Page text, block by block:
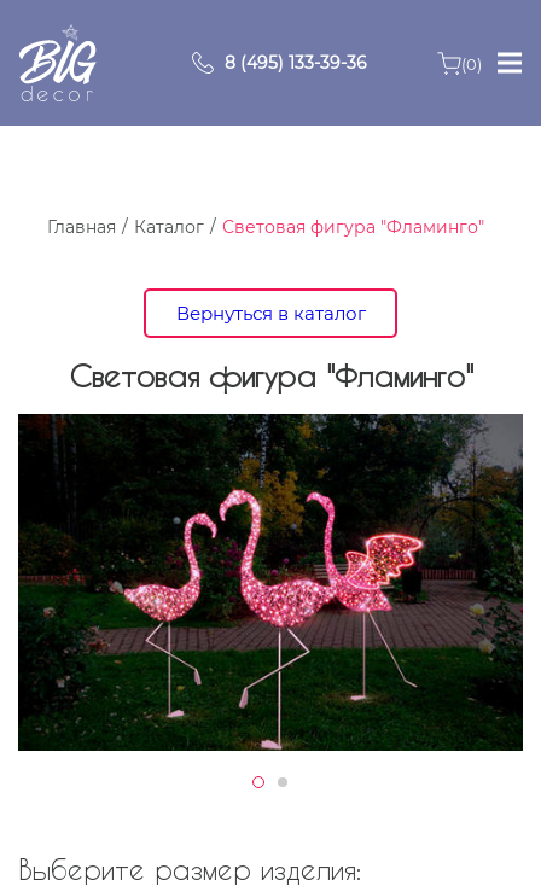
8 (495) 133-39-36 (0)
Главная
Видео
Портфолио
Контакты
Главная Каталог Световая фигура "Фламинго"
Вернуться в каталог
Световая фигура "Фламинго"
Выберите размер изделия: